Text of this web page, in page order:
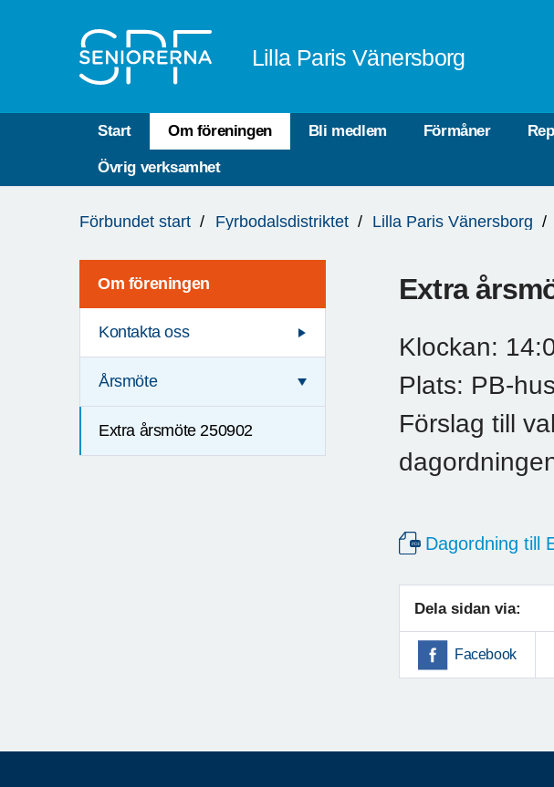
Lilla Paris Vänersborg
Start Om föreningen Bli medlem Förmåner
Övrig verksamhet
är
Förbundet start Fyrbodalsdistriktet Lilla Paris Vänersborg
Om föreningen
Kontakta oss
Årsmöte
Extra årsmöte 250902
Extra
Klockan:
Plats: PB-
Förslag till
Dagordning till
Dela sidan via:
Facebook